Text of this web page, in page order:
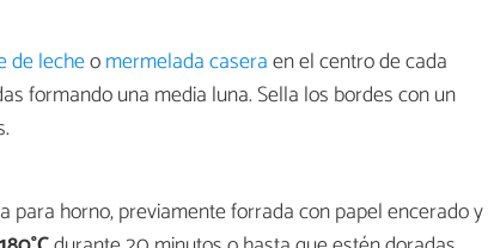
de lecheomermelada caseraen el centro de cada
formando una media luna. Sella los bordes con un
para horno, previamente forrada con papel encerado y